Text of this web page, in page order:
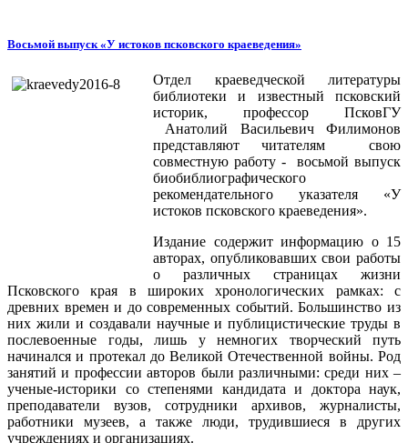
Восьмой выпуск «У истоков псковского краеведения»
Отдел краеведческой литературы
библиотеки и известный псковский
историк, профессор ПсковГУ
Анатолий Васильевич Филимонов
представляют читателям свою
совместную работу - восьмой выпуск
биобиблиографического
рекомендательного указателя «У
истоков псковского краеведения».
Издание содержит информацию о 15
авторах, опубликовавших свои работы
о различных страницах жизни
Псковского края в широких хронологических рамках: с
древних времен и до современных событий. Большинство из
них жили и создавали научные и публицистические труды в
послевоенные годы, лишь у немногих творческий путь
начинался и протекал до Великой Отечественной войны. Род
занятий и профессии авторов были различными: среди них –
ученые-историки со степенями кандидата и доктора наук,
преподаватели вузов, сотрудники архивов, журналисты,
работники музеев, а также люди, трудившиеся в других
учреждениях и организациях.